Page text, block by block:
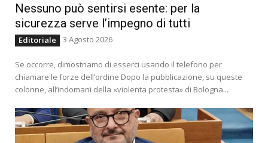
Nessuno può sentirsi esente: per la
sicurezza serve l’impegno di tutti
Editoriale 3 Agosto 2026
Se occorre, dimostriamo di esserci usando il telefono per
chiamare le forze dell’ordine Dopo la pubblicazione, su queste
colonne, all’indomani della «violenta protesta» di Bologna...